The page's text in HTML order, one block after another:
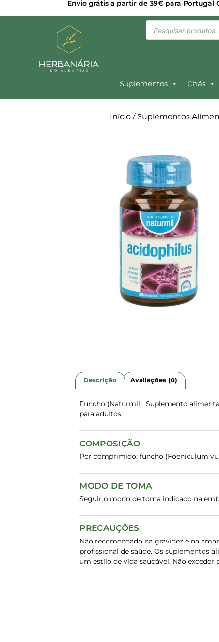
Envio grátis a partir de 39€ para Portugal
Suplementos Chás
Início/ Suplementos
Descrição Avaliações (0)
Funcho (Naturmil). Suplemento
para adultos.
COMPOSIÇÃO
Por comprimido: funcho (Foeniculum
MODO DE TOMA
Seguir o modo de toma indicado na
PRECAUÇÕES
Não recomendado na gravidez e na
profissional de saúde. Os suplementos
um estilo de vida saudável. Não